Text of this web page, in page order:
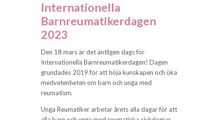
Internationella
Barnreumatikerdagen
2023
Den 18 mars är det äntligen dags för
Internationella Barnreumatikerdagen! Dagen
grundades 2019 för att höja kunskapen och öka
medvetenheten om barn och unga med
reumatism.
Unga Reumatiker arbetar årets alla dagar för att